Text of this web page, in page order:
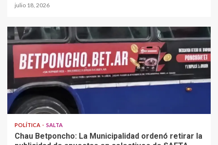
julio 18, 2026
POLÍTICA SALTA
Chau Betponcho: La Municipalidad ordenó retirar la